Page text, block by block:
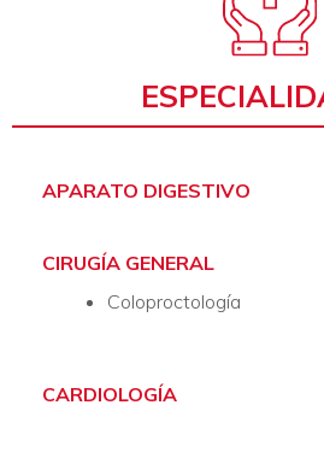
APARATO DIGESTIVO
CIRUGÍA GENERAL
Coloproctología
CARDIOLOGÍA